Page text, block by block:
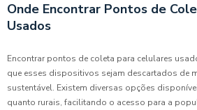
Onde Encontrar Pontos de
Usados
Encontrar pontos de coleta para celulares
que esses dispositivos sejam descartados de
sustentável. Existem diversas opções
quanto rurais, facilitando o acesso para a